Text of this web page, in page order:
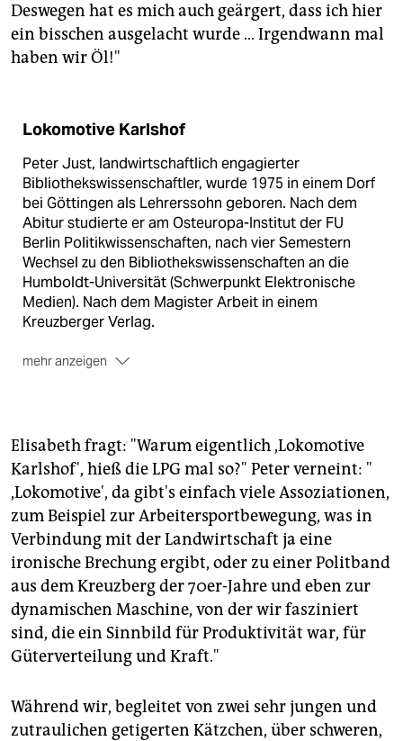
Deswegen hat es mich auch geärgert, dass ich hier
ein bisschen ausgelacht wurde … Irgendwann mal
haben wir Öl!"
Lokomotive Karlshof
Peter Just, landwirtschaftlich engagierter
Bibliothekswissenschaftler, wurde 1975 in einem Dorf
bei Göttingen als Lehrerssohn geboren. Nach dem
Abitur studierte er am Osteuropa-Institut der FU
Berlin Politikwissenschaften, nach vier Semestern
Wechsel zu den Bibliothekswissenschaften an die
Humboldt-Universität (Schwerpunkt Elektronische
Medien). Nach dem Magister Arbeit in einem
Kreuzberger Verlag.
mehr anzeigen
reiseliteratur-online.de (Belletristik und Sachbuch
zum jeweiligen Reiseland) und des neuen Ablegers
links-lesen.de (dessen Erträge dann wiederum in die
NKL fließen, in ein linkes Hausprojekt in Potsdam und
einen antisexistischen Frauen-Info-Laden in Neuköln).
Elisabeth fragt: "Warum eigentlich ,Lokomotive
Karlshof', hieß die LPG mal so?" Peter verneint: "
,Lokomotive', da gibt's einfach viele Assoziationen,
zum Beispiel zur Arbeitersportbewegung, was in
Verbindung mit der Landwirtschaft ja eine
ironische Brechung ergibt, oder zu einer Politband
aus dem Kreuzberg der 70er-Jahre und eben zur
dynamischen Maschine, von der wir fasziniert
sind, die ein Sinnbild für Produktivität war, für
Güterverteilung und Kraft."
Während wir, begleitet von zwei sehr jungen und
zutraulichen getigerten Kätzchen, über schweren,